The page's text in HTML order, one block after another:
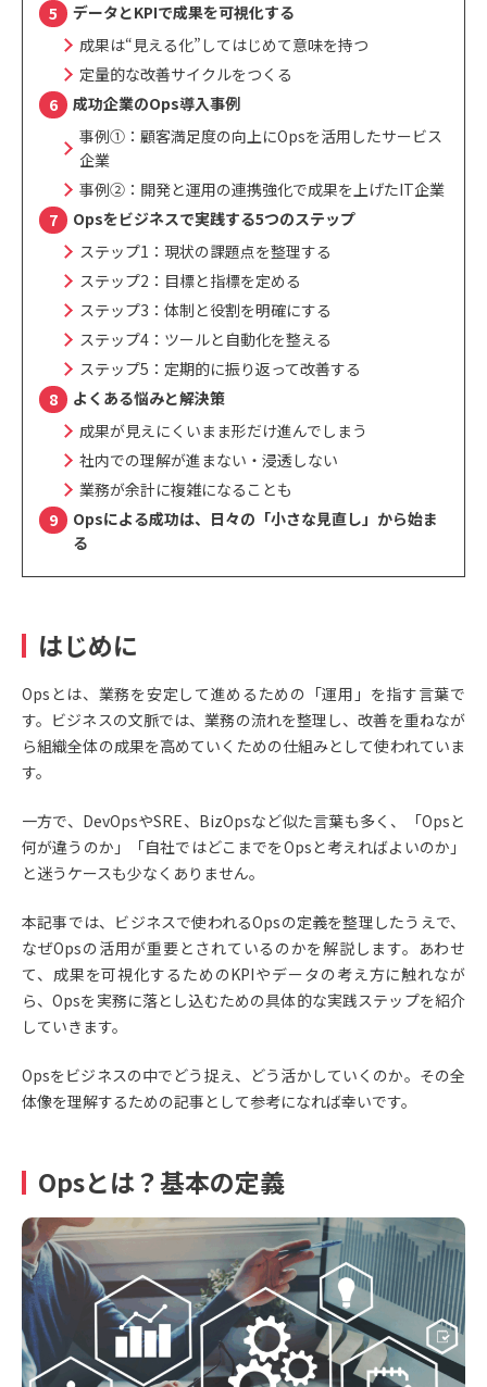
データとKPIで成果を可視化する
成果は“見える化”してはじめて意味を持つ
定量的な改善サイクルをつくる
成功企業のOps導入事例
事例①：顧客満足度の向上にOpsを活用したサービス
企業
事例②：開発と運用の連携強化で成果を上げたIT企業
Opsをビジネスで実践する5つのステップ
ステップ1：現状の課題点を整理する
ステップ2：目標と指標を定める
ステップ3：体制と役割を明確にする
ステップ4：ツールと自動化を整える
ステップ5：定期的に振り返って改善する
よくある悩みと解決策
成果が見えにくいまま形だけ進んでしまう
社内での理解が進まない・浸透しない
業務が余計に複雑になることも
Opsによる成功は、日々の「小さな見直し」から始ま
る
はじめに
Opsとは、業務を安定して進めるための「運用」を指す言葉で
す。ビジネスの文脈では、業務の流れを整理し、改善を重ねなが
ら組織全体の成果を高めていくための仕組みとして使われていま
す。
一方で、DevOpsやSRE、BizOpsなど似た言葉も多く、「Opsと
何が違うのか」「自社ではどこまでをOpsと考えればよいのか」
と迷うケースも少なくありません。
本記事では、ビジネスで使われるOpsの定義を整理したうえで、
なぜOpsの活用が重要とされているのかを解説します。あわせ
て、成果を可視化するためのKPIやデータの考え方に触れなが
ら、Opsを実務に落とし込むための具体的な実践ステップを紹介
していきます。
Opsをビジネスの中でどう捉え、どう活かしていくのか。その全
体像を理解するための記事として参考になれば幸いです。
Opsとは？基本の定義